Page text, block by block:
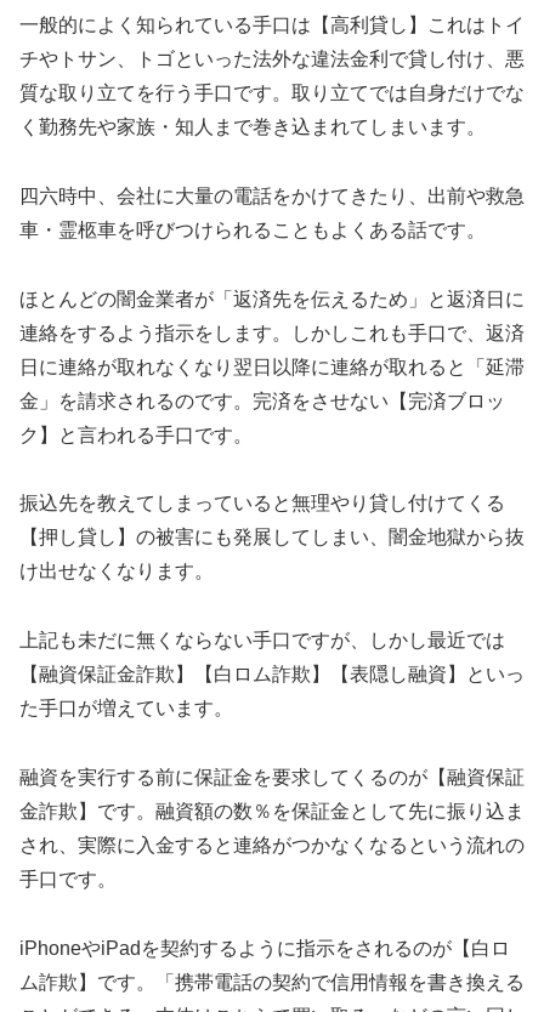
一般的によく知られている手口は【高利貸し】これはトイ
チやトサン、トゴといった法外な違法金利で貸し付け、悪
質な取り立てを行う手口です。取り立てでは自身だけでな
く勤務先や家族・知人まで巻き込まれてしまいます。
四六時中、会社に大量の電話をかけてきたり、出前や救急
車・霊柩車を呼びつけられることもよくある話です。
ほとんどの闇金業者が「返済先を伝えるため」と返済日に
連絡をするよう指示をします。しかしこれも手口で、返済
日に連絡が取れなくなり翌日以降に連絡が取れると「延滞
金」を請求されるのです。完済をさせない【完済ブロッ
ク】と言われる手口です。
振込先を教えてしまっていると無理やり貸し付けてくる
【押し貸し】の被害にも発展してしまい、闇金地獄から抜
け出せなくなります。
上記も未だに無くならない手口ですが、しかし最近では
【融資保証金詐欺】【白ロム詐欺】【表隠し融資】といっ
た手口が増えています。
融資を実行する前に保証金を要求してくるのが【融資保証
金詐欺】です。融資額の数％を保証金として先に振り込ま
され、実際に入金すると連絡がつかなくなるという流れの
手口です。
iPhoneやiPadを契約するように指示をされるのが【白ロ
ム詐欺】です。「携帯電話の契約で信用情報を書き換える